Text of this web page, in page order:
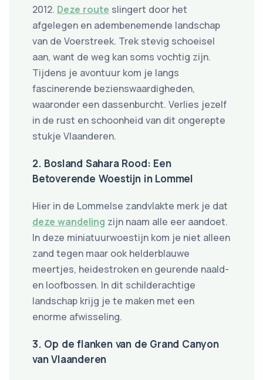
2012. Deze route slingert door het
afgelegen en adembenemende landschap
van de Voerstreek. Trek stevig schoeisel
aan, want de weg kan soms vochtig zijn.
Tijdens je avontuur kom je langs
fascinerende bezienswaardigheden,
waaronder een dassenburcht. Verlies jezelf
in de rust en schoonheid van dit ongerepte
stukje Vlaanderen.
2. Bosland Sahara Rood: Een
Betoverende Woestijn in Lommel
Hier in de Lommelse zandvlakte merk je dat
deze wandeling zijn naam alle eer aandoet.
In deze miniatuurwoestijn kom je niet alleen
zand tegen maar ook helderblauwe
meertjes, heidestroken en geurende naald-
en loofbossen. In dit schilderachtige
landschap krijg je te maken met een
enorme afwisseling.
3. Op de flanken van de Grand Canyon
van Vlaanderen